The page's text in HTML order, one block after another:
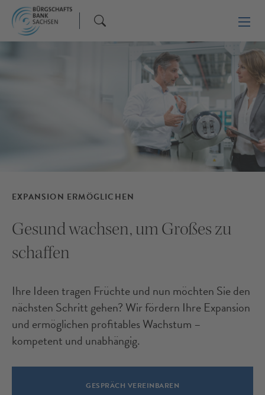
EXPANSION ERMÖGLICHEN
Gesund wachsen, um Großes zu
schaffen
Ihre Ideen tragen Früchte und nun möchten Sie den
nächsten Schritt gehen? Wir fördern Ihre Expansion
und ermöglichen profitables Wachstum –
kompetent und unabhängig.
GESPRÄCH VEREINBAREN